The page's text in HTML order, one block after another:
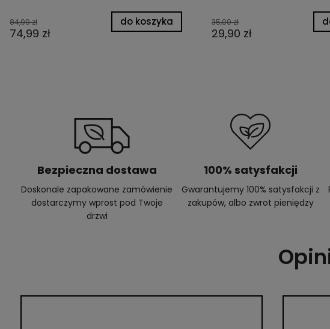
84,99 zł
74,99 zł
do koszyka 35,00 zł
29,90 zł
Bezpieczna dostawa
Doskonale zapakowane zamówienie
dostarczymy wprost pod Twoje
drzwi
100% satysfakcji
Gwarantujemy 100% satysfakcji z
zakupów, albo zwrot pieniędzy